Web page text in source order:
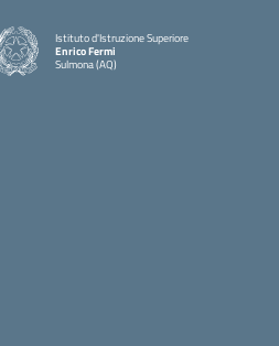
Istituto d'Istruzione Superiore
Enrico Fermi
Sulmona (AQ)
— Visita la pagina iniziale della scuola